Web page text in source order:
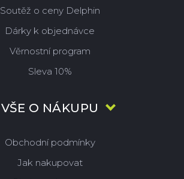
Soutěž o ceny Delphin
Dárky k objednávce
Věrnostní program
Sleva 10%
VŠE O NÁKUPU
Obchodní podmínky
Jak nakupovat